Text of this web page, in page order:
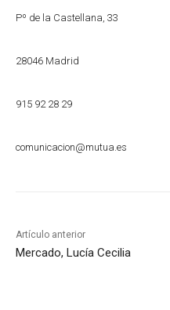
Pº de la Castellana, 33
28046 Madrid
915 92 28 29
comunicacion@mutua.es
Artículo anterior
Mercado, Lucía Cecilia